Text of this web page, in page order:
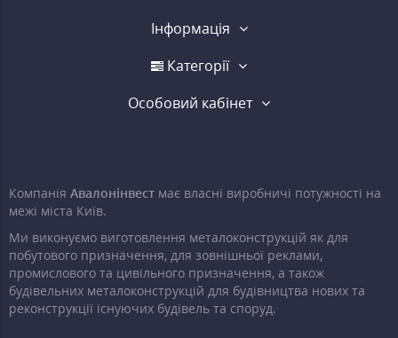
Інформація
Категорії
Особовий кабінет
Компанія Авалонінвест має власні виробничі потужності на
межі міста Київ.
Ми виконуємо виготовлення металоконструкцій як для
побутового призначення, для зовнішньої реклами,
промислового та цивільного призначення, а також
будівельних металоконструкцій для будівництва нових та
реконструкції існуючих будівель та споруд.